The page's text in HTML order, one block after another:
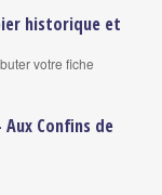
historique et
votre fiche
Confins de